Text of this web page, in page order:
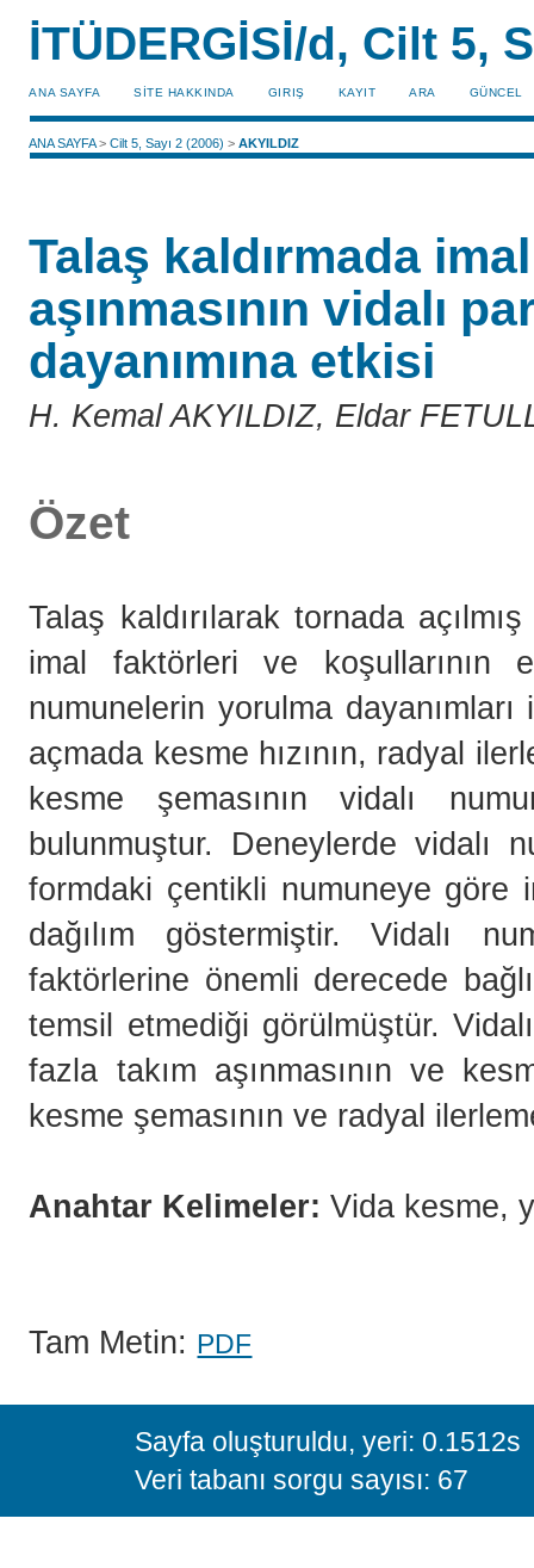
İTÜDERGİSİ/d, Cilt 5,
ANA SAYFA SİTE HAKKINDA GIRIŞ KAYIT ARA GÜNCEL
ANA SAYFA>Cilt 5, Sayı 2 (2006) >AKYILDIZ
Talaş kaldırmada
aşınmasının vidalı
dayanımına etkisi
H. Kemal AKYILDIZ, Eldar
Özet
Talaş kaldırılarak tornada
imal faktörleri ve koşullarının
numunelerin yorulma dayanımları
açmada kesme hızının, radyal
kesme şemasının vidalı
bulunmuştur. Deneylerde vidalı
formdaki çentikli numuneye göre
dağılım göstermiştir. Vidalı
faktörlerine önemli derecede
temsil etmediği görülmüştür.
fazla takım aşınmasının ve
kesme şemasının ve radyal
Anahtar Kelimeler: Vida kesme,
Tam Metin: PDF
Sayfa oluşturuldu, yeri: 0.1512s
Veri tabanı sorgu sayısı: 67